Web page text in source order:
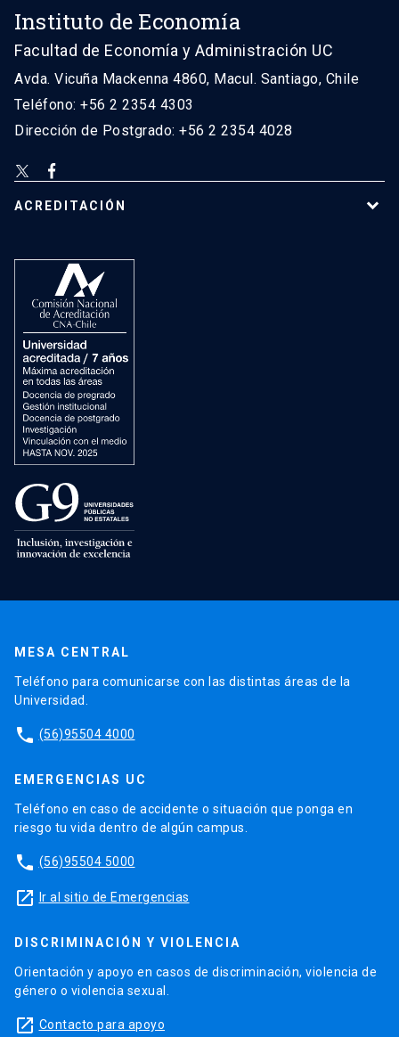
Instituto de Economía
Facultad de Economía y Administración UC
Avda. Vicuña Mackenna 4860, Macul. Santiago, Chile
Teléfono: +56 2 2354 4303
Dirección de Postgrado: +56 2 2354 4028
ACREDITACIÓN
MESA CENTRAL
Teléfono para comunicarse con las distintas áreas de la
Universidad.
phone (56)95504 4000
EMERGENCIAS UC
Teléfono en caso de accidente o situación que ponga en
riesgo tu vida dentro de algún campus.
phone (56)95504 5000
launch Ir al sitio de Emergencias
DISCRIMINACIÓN Y VIOLENCIA
Orientación y apoyo en casos de discriminación, violencia de
género o violencia sexual.
launch Contacto para apoyo